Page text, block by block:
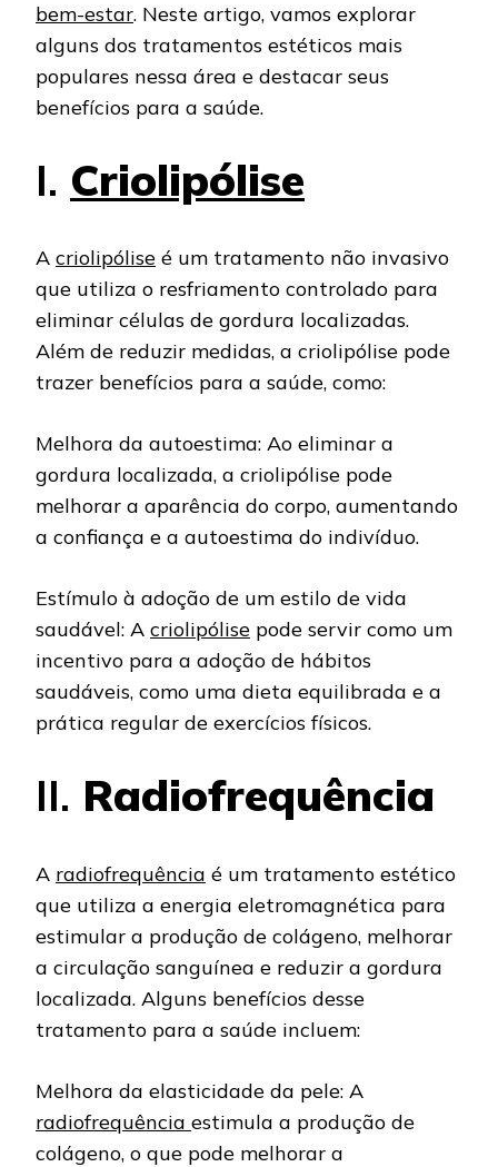
bem-estar. Neste artigo, vamos explorar
alguns dos tratamentos estéticos mais
populares nessa área e destacar seus
benefícios para a saúde.
I. Criolipólise
A criolipólise é um tratamento não invasivo
que utiliza o resfriamento controlado para
eliminar células de gordura localizadas.
Além de reduzir medidas, a criolipólise pode
trazer benefícios para a saúde, como:
Melhora da autoestima: Ao eliminar a
gordura localizada, a criolipólise pode
melhorar a aparência do corpo, aumentando
a confiança e a autoestima do indivíduo.
Estímulo à adoção de um estilo de vida
saudável: A criolipólise pode servir como um
incentivo para a adoção de hábitos
saudáveis, como uma dieta equilibrada e a
prática regular de exercícios físicos.
II. Radiofrequência
A radiofrequência é um tratamento estético
que utiliza a energia eletromagnética para
estimular a produção de colágeno, melhorar
a circulação sanguínea e reduzir a gordura
localizada. Alguns benefícios desse
tratamento para a saúde incluem:
Melhora da elasticidade da pele: A
radiofrequência estimula a produção de
colágeno, o que pode melhorar a